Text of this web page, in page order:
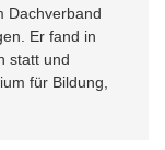
Dachverband
Er fand in
statt und
für Bildung,